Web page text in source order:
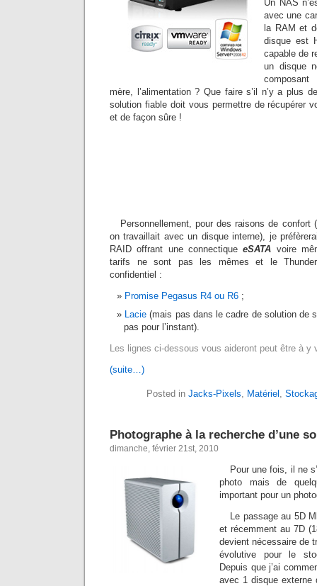
Un NAS
avec une
la RAM et
disque est
capable de
un disque
mère, l’alimentation ? Que faire s’il n’y a plus
solution fiable doit vous permettre de récupérer
et de façon sûre !
Personnellement, pour des raisons de confort
on travaillait avec un disque interne), je
RAID offrant une connectiqueeSATA voire
tarifs ne sont pas les mêmes et le
confidentiel :
Promise Pegasus R4 ou R6 ;
Lacie (mais pas dans le cadre de solution de
pas pour l’instant).
Les lignes ci-dessous vous aideront peut être à y
(suite…)
Posted in Jacks-Pixels, Matériel ,
Photographe à la recherche d’une
dimanche, février 21st, 2010
Pour une fois, il ne
photo mais de
important pour un
Le passage au 5D
et récemment au 7D
devient nécessaire de
évolutive pour le
Depuis que j’ai
avec 1 disque externe